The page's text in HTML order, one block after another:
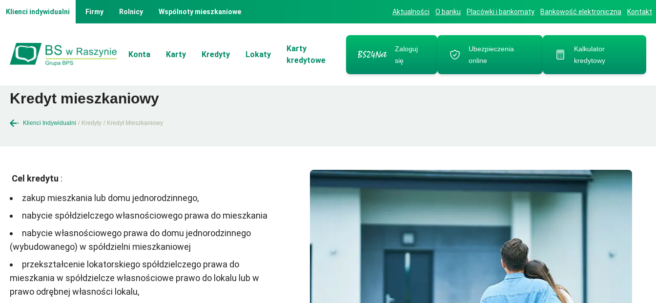
Klienci indywidualni Firmy Rolnicy Wspólnoty mieszkaniowe Aktualności O banku Placówki i bankomaty Bankowość elektroniczna Kontakt
Konta Karty Kredyty Lokaty
Karty
kredytowe
Zaloguj
się
Ubezpieczenia
online
Kalkulator
kredytowy
Kredyt mieszkaniowy
Klienci Indywidualni / Kredyty / Kredyt Mieszkaniowy
Cel kredytu :
zakup mieszkania lub domu jednorodzinnego,
nabycie spółdzielczego własnościowego prawa do mieszkania
nabycie własnościowego prawa do domu jednorodzinnego
(wybudowanego) w spółdzielni mieszkaniowej
przekształcenie lokatorskiego spółdzielczego prawa do
mieszkania w spółdzielcze własnościowe prawo do lokalu lub w
prawo odrębnej własności lokalu,